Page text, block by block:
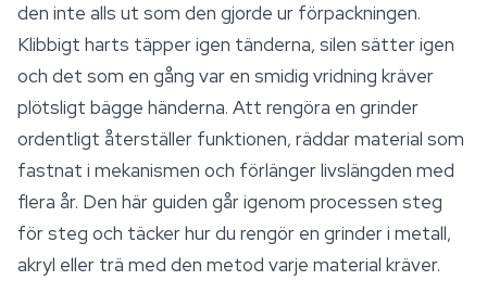
den inte alls ut som den gjorde ur förpackningen.
Klibbigt harts täpper igen tänderna, silen sätter igen
och det som en gång var en smidig vridning kräver
plötsligt bägge händerna. Att rengöra en grinder
ordentligt återställer funktionen, räddar material som
fastnat i mekanismen och förlänger livslängden med
flera år. Den här guiden går igenom processen steg
för steg och täcker hur du rengör en grinder i metall,
akryl eller trä med den metod varje material kräver.